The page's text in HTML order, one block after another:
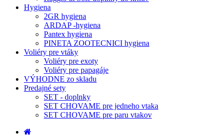
Hygiena
2GR hygiena
ARDAP -hygiena
Pantex hygiena
PINETA ZOOTECNICI hygiena
Voliéry pre vtáky
Voliéry pre exoty
Voliéry pre papagáje
VÝHODNE zo skladu
Predajné sety
SET - doplnky
SET CHOVAME pre jedneho vtaka
SET CHOVAME pre paru vtakov